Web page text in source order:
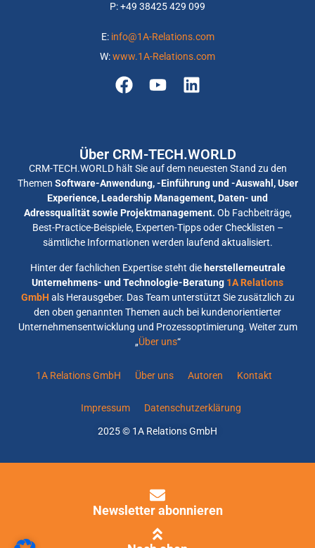
P: +49 38425 429 099
E: info@1A-Relations.com
W:www.1A-Relations.com
Über CRM-TECH.WORLD
CRM-TECH.WORLD hält Sie auf dem neuesten Stand zu den
Themen Software-Anwendung, -Einführung und -Auswahl, User
Experience, Leadership Management, Daten- und
Adressqualität sowie Projektmanagement. Ob Fachbeiträge,
Best-Practice-Beispiele, Experten-Tipps oder Checklisten –
sämtliche Informationen werden laufend aktualisiert.
Hinter der fachlichen Expertise steht dieherstellerneutrale
Unternehmens- und Technologie-Beratung 1A Relations
GmbH als Herausgeber. Das Team unterstützt Sie zusätzlich zu
den oben genannten Themen auch bei kundenorientierter
Unternehmensentwicklung und Prozessoptimierung. Weiter zum
„Über uns“
1A Relations GmbH Über uns Autoren Kontakt
Impressum Datenschutzerklärung
2025 © 1A Relations GmbH
Newsletter abonnieren